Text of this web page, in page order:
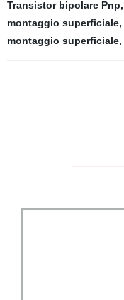
Transistor bipolare Pnp,
montaggio superficiale,
montaggio superficiale,